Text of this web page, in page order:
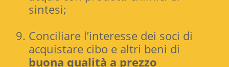
sintesi;
Conciliare l’interesse dei soci di
acquistare cibo e altri beni di
buona qualità a prezzo